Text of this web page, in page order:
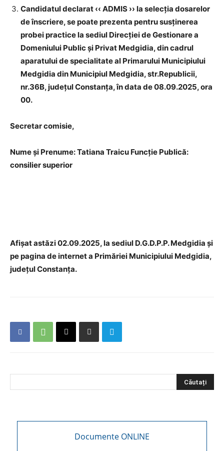
Candidatul declarat ‹‹ ADMIS ›› la selecția dosarelor
de înscriere, se poate prezenta pentru susținerea
probei practice la sediul Direcţiei de Gestionare a
Domeniului Public şi Privat Medgidia, din cadrul
aparatului de specialitate al Primarului Municipiului
Medgidia din Municipiul Medgidia, str.Republicii,
nr.36B, județul Constanța, în data de 08.09.2025, ora
00.
Secretar comisie,
Nume și Prenume: Tatiana Traicu Funcție Publică:
consilier superior
Afișat astăzi 02.09.2025, la sediul D.G.D.P.P. Medgidia și
pe pagina de internet a Primăriei Municipiului Medgidia,
județul Constanța.
Documente ONLINE